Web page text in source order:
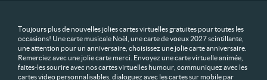
Toujours plus de nouvelles jolies cartes virtuelles gratuites pour toutes les
occasions! Une carte musicale Noël, une carte de voeux 2027 scintillante,
une attention pour un anniversaire, choisissez une jolie carte anniversaire.
Remerciez avec une jolie carte merci. Envoyez une carte virtuelle animée,
faites-les sourire avec nos cartes virtuelles humour, communiquez avec les
cartes video personnalisables, dialoguez avec les cartes sur mobile par